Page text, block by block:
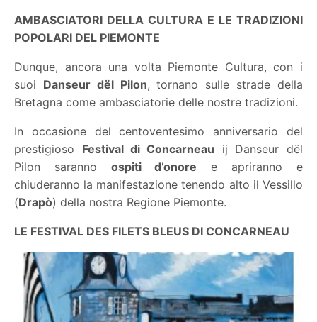
AMBASCIATORI DELLA CULTURA E LE TRADIZIONI
POPOLARI DEL PIEMONTE
Dunque, ancora una volta Piemonte Cultura, con i
suoi Danseur dël Pilon, tornano sulle strade della
Bretagna come ambasciatorie delle nostre tradizioni.
In occasione del centoventesimo anniversario del
prestigioso Festival di Concarneau ij Danseur dël
Pilon saranno ospiti d’onore e apriranno e
chiuderanno la manifestazione tenendo alto il Vessillo
(Drapò) della nostra Regione Piemonte.
LE FESTIVAL DES FILETS BLEUS DI CONCARNEAU